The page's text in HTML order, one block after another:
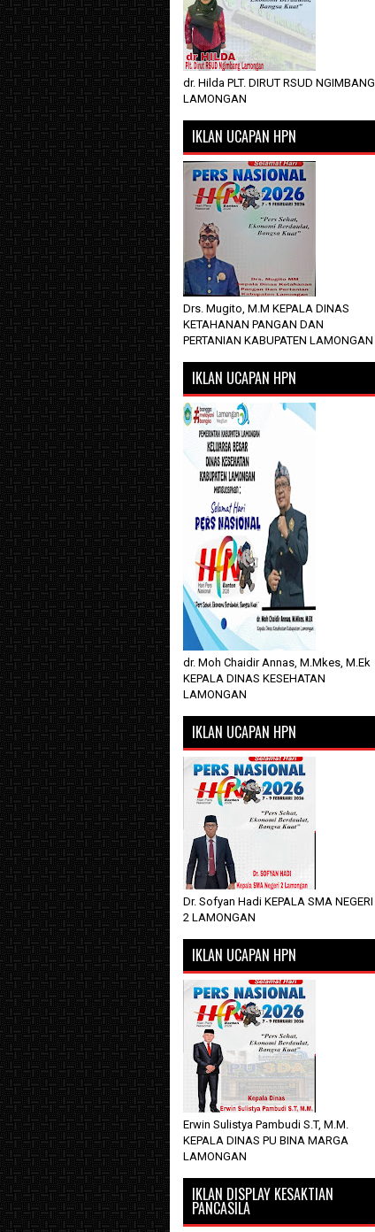
dr. Hilda PLT. DIRUT RSUD NGIMBANG
LAMONGAN
IKLAN UCAPAN HPN
Drs. Mugito, M.M KEPALA DINAS
KETAHANAN PANGAN DAN
PERTANIAN KABUPATEN LAMONGAN
IKLAN UCAPAN HPN
dr. Moh Chaidir Annas, M.Mkes, M.Ek
KEPALA DINAS KESEHATAN
LAMONGAN
IKLAN UCAPAN HPN
Dr. Sofyan Hadi KEPALA SMA NEGERI
2 LAMONGAN
IKLAN UCAPAN HPN
Erwin Sulistya Pambudi S.T, M.M.
KEPALA DINAS PU BINA MARGA
LAMONGAN
IKLAN DISPLAY KESAKTIAN
PANCASILA